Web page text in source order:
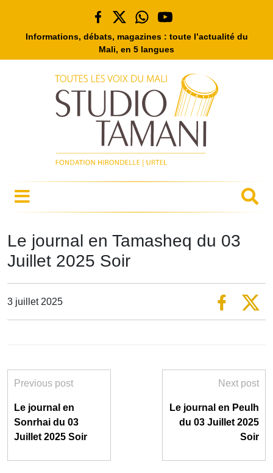
Informations, débats, magazines : toute l’actualité du
Mali, en 5 langues
Le journal en Tamasheq du 03
Juillet 2025 Soir
3 juillet 2025
Previous post
Le journal en
Sonrhai du 03
Juillet 2025 Soir
Next post
Le journal en Peulh
du 03 Juillet 2025
Soir